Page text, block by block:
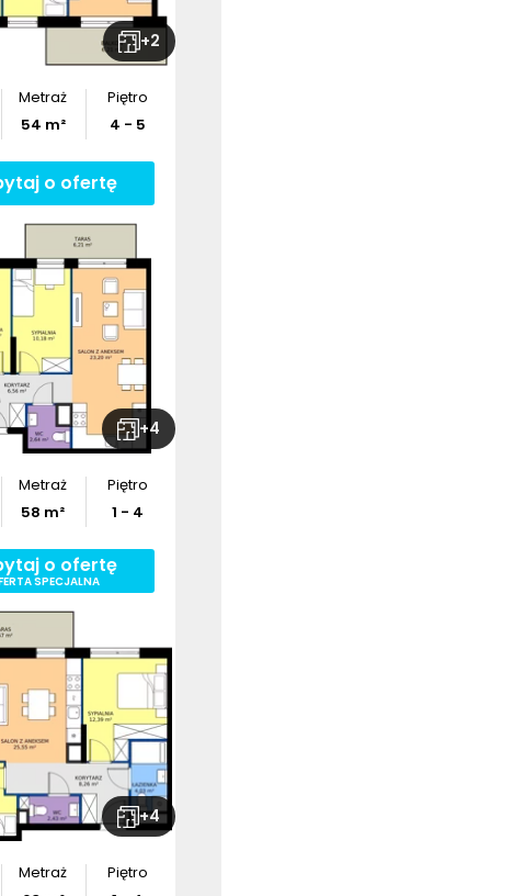
+2
Metraż
54 m²
Piętro
4 - 5
o ofertę
+4
Metraż
58 m²
Piętro
1 - 4
o ofertę
SPECJALNA
wymiary
Pobierzrzut
+4
Metraż
Piętro